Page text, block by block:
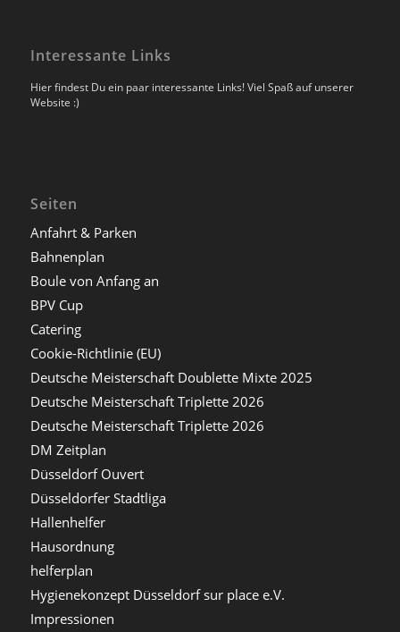
Interessante Links
Hier findest Du ein paar interessante Links! Viel Spaß auf unserer
Website :)
Seiten
Anfahrt & Parken
Bahnenplan
Boule von Anfang an
BPV Cup
Catering
Cookie-Richtlinie (EU)
Deutsche Meisterschaft Doublette Mixte 2025
Deutsche Meisterschaft Triplette 2026
Deutsche Meisterschaft Triplette 2026
DM Zeitplan
Düsseldorf Ouvert
Düsseldorfer Stadtliga
Hallenhelfer
Hausordnung
helferplan
Hygienekonzept Düsseldorf sur place e.V.
Impressionen